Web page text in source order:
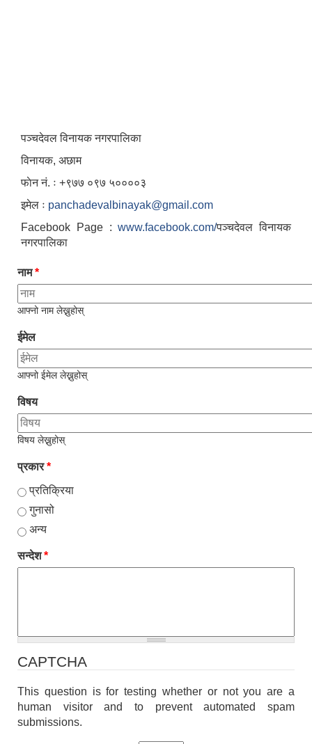
पञ्चदेवल विनायक नगरपालिका
विनायक, अछाम
फाेन नं‍‍‍‍. ः ‌+९७७ ०९७ ५००००३
इमेल ः panchadevalbinayak@gmail.com
Facebook Page :www.facebook.com/पञ्चदेवल विनायक
नगरपालिका
नाम*
आफ्नो नाम लेख्नुहोस्
ईमेल
आफ्नो ईमेल लेख्नुहोस्
विषय
विषय लेख्नुहोस्
प्रकार*
प्रतिक्रिया
गुनासो
अन्य
सन्देश*
CAPTCHA
This question is for testing whether or not you are a
human visitor and to prevent automated spam
submissions.